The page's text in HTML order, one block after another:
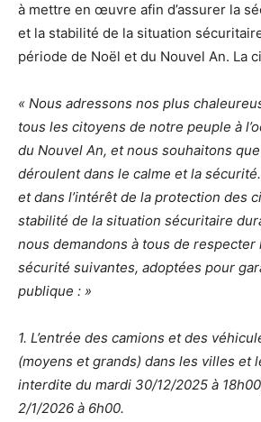
à mettre en œuvre afin d’assurer la
et la stabilité de la situation
période de Noël et du Nouvel An. La
« Nous adressons nos plus
tous les citoyens de notre peuple à
du Nouvel An, et nous souhaitons
déroulent dans le calme et la
et dans l’intérêt de la protection des
stabilité de la situation sécuritaire
nous demandons à tous de respecter
sécurité suivantes, adoptées pour
publique : »
1. L’entrée des camions et des
(moyens et grands) dans les villes et
interdite du mardi 30/12/2025 à
2/1/2026 à 6h00.